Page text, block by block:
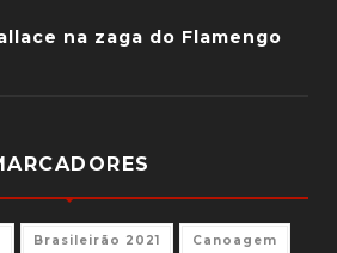
na zaga do Flamengo
Brasileirão 2021 Canoagem